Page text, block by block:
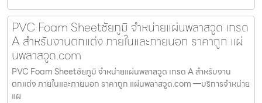
PVC Foam Sheetชัยภูมิ จำหน่ายแผ่นพลาสวูด เกรด
A สำหรับงานตกแต่ง ภายในและภายนอก ราคาถูก แผ่
นพลาสวูด.com
PVC Foam Sheetชัยภูมิ จำหน่ายแผ่นพลาสวูด เกรด A สำหรับงาน
ตกแต่ง ภายในและภายนอก ราคาถูก แผ่นพลาสวูด.com —บริการจำหน่าย
แผ